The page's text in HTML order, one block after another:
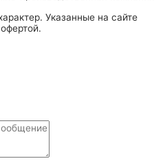
Указанные на сайте